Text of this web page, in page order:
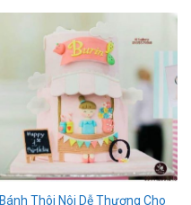
Bánh Thôi Nôi Dễ Thương Cho